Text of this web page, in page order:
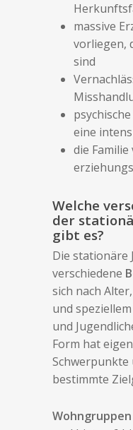
massive
vorliegen,
sind
eine
die
Welche
der
gibt es?
Die stationäre
verschiedene
sich nach
und
und
Form hat
Schwerpunkte
bestimmte
Wohngruppen